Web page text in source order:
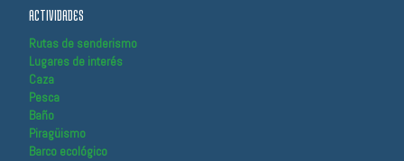
ACTIVIDADES
Rutas de senderismo
Lugares de interés
Caza
Pesca
Baño
Piragüismo
Barco ecológico